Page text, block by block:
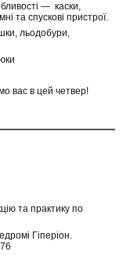
— каски,
та спускові пристрої.
льодобури,
вас в цей четвер!
та практику по
Гіперіон.